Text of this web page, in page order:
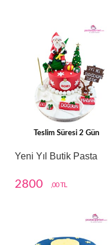
Teslim Süresi 2 Gün
Yeni Yıl Butik Pasta
2800 ,00 TL